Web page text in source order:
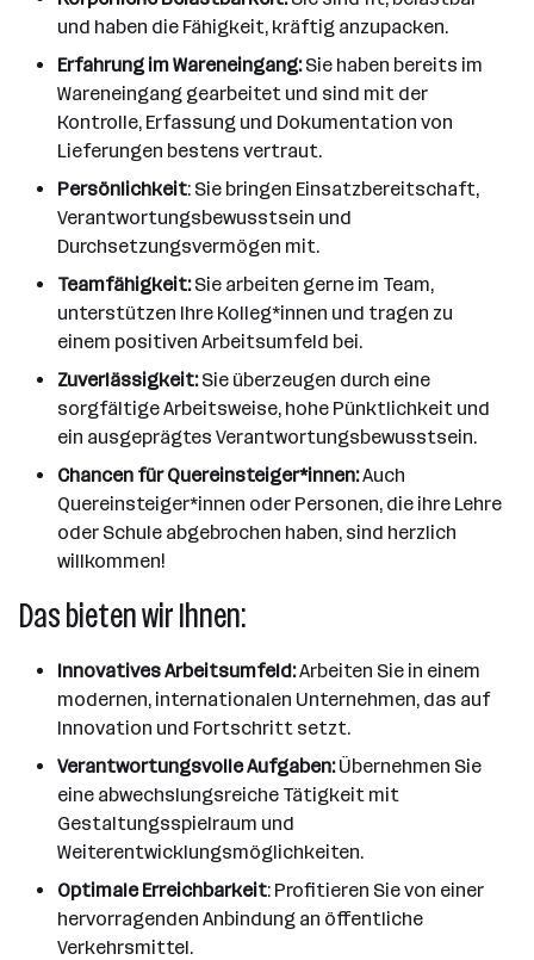
und haben die Fähigkeit, kräftig anzupacken.
Erfahrung im Wareneingang:Sie haben bereits im
Wareneingang gearbeitet und sind mit der
Kontrolle, Erfassung und Dokumentation von
Lieferungen bestens vertraut.
Persönlichkeit: Sie bringen Einsatzbereitschaft,
Verantwortungsbewusstsein und
Durchsetzungsvermögen mit.
Teamfähigkeit:Sie arbeiten gerne im Team,
unterstützen Ihre Kolleg*innen und tragen zu
einem positiven Arbeitsumfeld bei.
Zuverlässigkeit:Sie überzeugen durch eine
sorgfältige Arbeitsweise, hohe Pünktlichkeit und
ein ausgeprägtes Verantwortungsbewusstsein.
Chancen für Quereinsteiger*innen:Auch
Quereinsteiger*innen oder Personen, die ihre Lehre
oder Schule abgebrochen haben, sind herzlich
willkommen!
Das bieten wir Ihnen:
Innovatives Arbeitsumfeld:Arbeiten Sie in einem
modernen, internationalen Unternehmen, das auf
Innovation und Fortschritt setzt.
Verantwortungsvolle Aufgaben:Übernehmen Sie
eine abwechslungsreiche Tätigkeit mit
Gestaltungsspielraum und
Weiterentwicklungsmöglichkeiten.
Optimale Erreichbarkeit: Profitieren Sie von einer
hervorragenden Anbindung an öffentliche
Verkehrsmittel.